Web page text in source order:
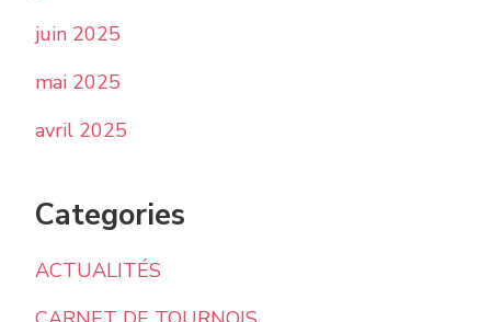
juin 2025
mai 2025
avril 2025
Categories
ACTUALITÉS